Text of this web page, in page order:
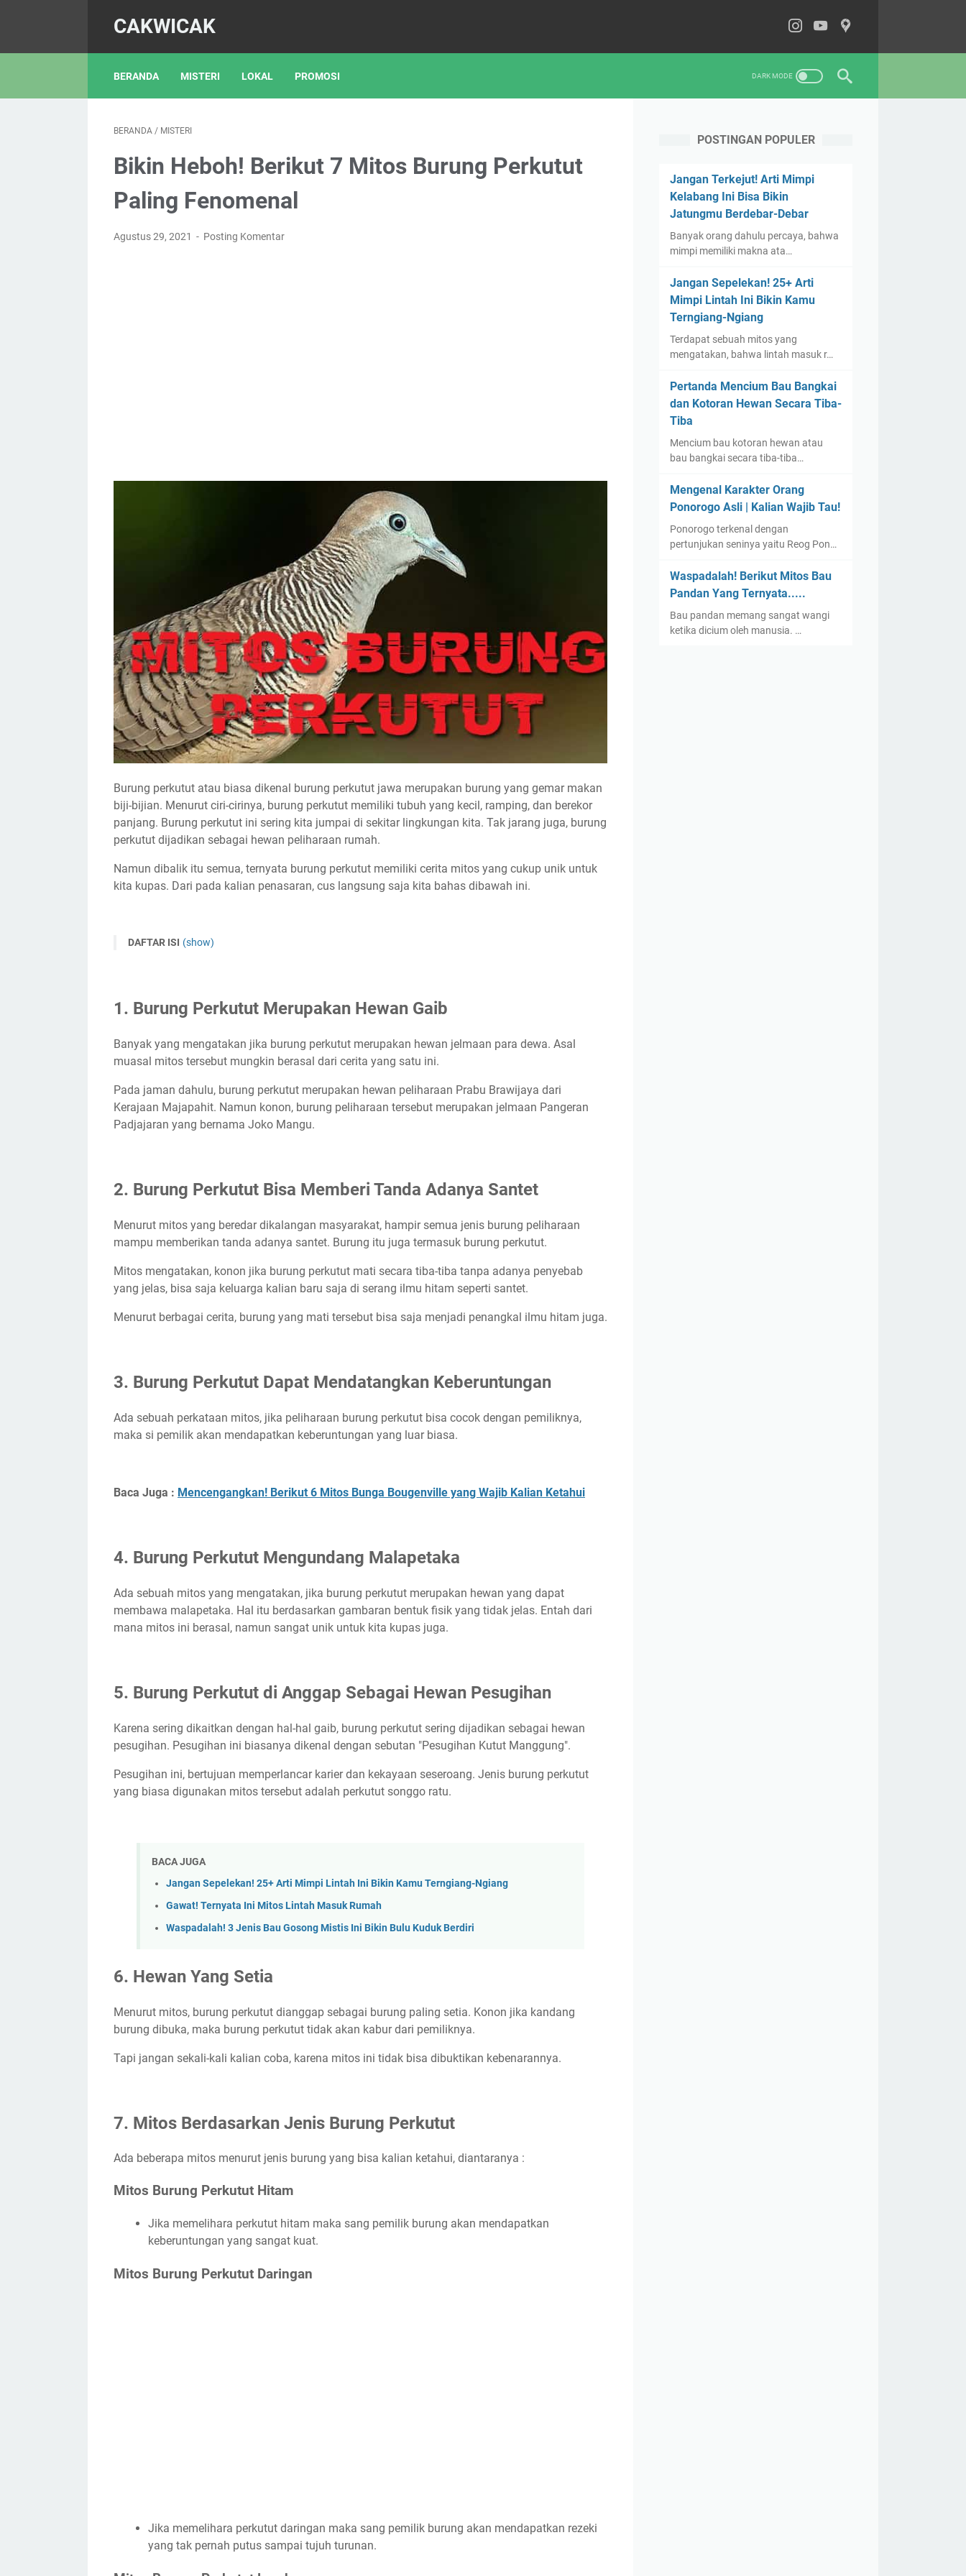
CAKWICAK
BERANDA MISTERI LOKAL PROMOSI
BERANDA / MISTERI
Bikin Heboh! Berikut 7 Mitos Burung Perkutut
Paling Fenomenal
Agustus 29, 2021 Posting Komentar
Burung perkutut atau biasa dikenal burung perkutut jawa merupakan burung yang gemar makan
biji-bijian. Menurut ciri-cirinya, burung perkutut memiliki tubuh yang kecil, ramping, dan berekor
panjang. Burung perkutut ini sering kita jumpai di sekitar lingkungan kita. Tak jarang juga, burung
perkutut dijadikan sebagai hewan peliharaan rumah.
Namun dibalik itu semua, ternyata burung perkutut memiliki cerita mitos yang cukup unik untuk
kita kupas. Dari pada kalian penasaran, cus langsung saja kita bahas dibawah ini.
DAFTAR ISI (show)
3. Burung Perkutut Dapat Mendatangkan Keberuntungan
5. Burung Perkutut di Anggap Sebagai Hewan Pesugihan
6. Hewan Yang Setia
7. Mitos Berdasarkan Jenis Burung Perkutut
Mitos Burung Perkutut Hitam
Mitos Burung Perkutut Daringan
Mitos Burung Perkutut Putih
1. Burung Perkutut Merupakan Hewan Gaib
Banyak yang mengatakan jika burung perkutut merupakan hewan jelmaan para dewa. Asal
muasal mitos tersebut mungkin berasal dari cerita yang satu ini.
Pada jaman dahulu, burung perkutut merupakan hewan peliharaan Prabu Brawijaya dari
Kerajaan Majapahit. Namun konon, burung peliharaan tersebut merupakan jelmaan Pangeran
Padjajaran yang bernama Joko Mangu.
2. Burung Perkutut Bisa Memberi Tanda Adanya Santet
Menurut mitos yang beredar dikalangan masyarakat, hampir semua jenis burung peliharaan
mampu memberikan tanda adanya santet. Burung itu juga termasuk burung perkutut.
Mitos mengatakan, konon jika burung perkutut mati secara tiba-tiba tanpa adanya penyebab
yang jelas, bisa saja keluarga kalian baru saja di serang ilmu hitam seperti santet.
Menurut berbagai cerita, burung yang mati tersebut bisa saja menjadi penangkal ilmu hitam juga.
3. Burung Perkutut Dapat Mendatangkan Keberuntungan
Ada sebuah perkataan mitos, jika peliharaan burung perkutut bisa cocok dengan pemiliknya,
maka si pemilik akan mendapatkan keberuntungan yang luar biasa.
Baca Juga : Mencengangkan! Berikut 6 Mitos Bunga Bougenville yang Wajib Kalian Ketahui
4. Burung Perkutut Mengundang Malapetaka
Ada sebuah mitos yang mengatakan, jika burung perkutut merupakan hewan yang dapat
membawa malapetaka. Hal itu berdasarkan gambaran bentuk fisik yang tidak jelas. Entah dari
mana mitos ini berasal, namun sangat unik untuk kita kupas juga.
5. Burung Perkutut di Anggap Sebagai Hewan Pesugihan
Karena sering dikaitkan dengan hal-hal gaib, burung perkutut sering dijadikan sebagai hewan
pesugihan. Pesugihan ini biasanya dikenal dengan sebutan "Pesugihan Kutut Manggung".
Pesugihan ini, bertujuan memperlancar karier dan kekayaan seseroang. Jenis burung perkutut
yang biasa digunakan mitos tersebut adalah perkutut songgo ratu.
BACA JUGA
Jangan Sepelekan! 25+ Arti Mimpi Lintah Ini Bikin Kamu Terngiang-Ngiang
Gawat! Ternyata Ini Mitos Lintah Masuk Rumah
Waspadalah! 3 Jenis Bau Gosong Mistis Ini Bikin Bulu Kuduk Berdiri
6. Hewan Yang Setia
Menurut mitos, burung perkutut dianggap sebagai burung paling setia. Konon jika kandang
burung dibuka, maka burung perkutut tidak akan kabur dari pemiliknya.
Tapi jangan sekali-kali kalian coba, karena mitos ini tidak bisa dibuktikan kebenarannya.
7. Mitos Berdasarkan Jenis Burung Perkutut
Ada beberapa mitos menurut jenis burung yang bisa kalian ketahui, diantaranya :
Mitos Burung Perkutut Hitam
Jika memelihara perkutut hitam maka sang pemilik burung akan mendapatkan
keberuntungan yang sangat kuat.
Mitos Burung Perkutut Daringan
Jika memelihara perkutut daringan maka sang pemilik burung akan mendapatkan rezeki
yang tak pernah putus sampai tujuh turunan.
POSTINGAN POPULER
Jangan Terkejut! Arti Mimpi
Kelabang Ini Bisa Bikin
Jatungmu Berdebar-Debar
Banyak orang dahulu percaya, bahwa
mimpi memiliki makna ata…
Jangan Sepelekan! 25+ Arti
Mimpi Lintah Ini Bikin Kamu
Terngiang-Ngiang
Terdapat sebuah mitos yang
mengatakan, bahwa lintah masuk r…
Pertanda Mencium Bau Bangkai
dan Kotoran Hewan Secara Tiba-
Tiba
Mencium bau kotoran hewan atau
bau bangkai secara tiba-tiba…
Mengenal Karakter Orang
Ponorogo Asli | Kalian Wajib Tau!
Ponorogo terkenal dengan
pertunjukan seninya yaitu Reog Pon…
Waspadalah! Berikut Mitos Bau
Pandan Yang Ternyata.....
Bau pandan memang sangat wangi
ketika dicium oleh manusia. …